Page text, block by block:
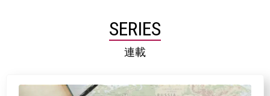
SERIES
連載